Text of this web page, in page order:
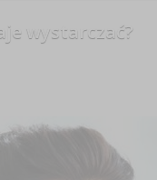
wystarczać?